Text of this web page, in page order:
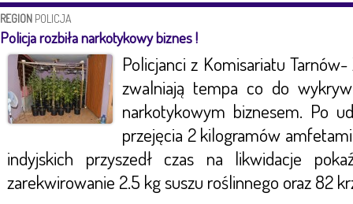
REGION POLICJA
Policja rozbiła narkotykowy biznes !
Policjanci z Komisariatu
zwalniają tempa co do
narkotykowym biznesem. Po
przejęcia 2 kilogramów
indyjskich przyszedł czas na likwidacje
zarekwirowanie 2.5 kg suszu roślinnego oraz 82